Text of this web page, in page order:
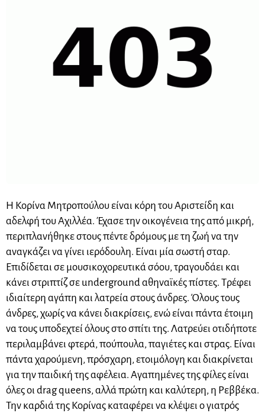
Η Κορίνα Μητροπούλου είναι κόρη του Αριστείδη και
αδελφή του Αχιλλέα. Έχασε την οικογένεια της από μικρή,
περιπλανήθηκε στους πέντε δρόμους με τη ζωή να την
αναγκάζει να γίνει ιερόδουλη. Είναι μία σωστή σταρ.
Επιδίδεται σε μουσικοχορευτικά σόου, τραγουδάει και
κάνει στριπτίζ σε underground αθηναϊκές πίστες. Τρέφει
ιδιαίτερη αγάπη και λατρεία στους άνδρες. Όλους τους
άνδρες, χωρίς να κάνει διακρίσεις, ενώ είναι πάντα έτοιμη
να τους υποδεχτεί όλους στο σπίτι της. Λατρεύει οτιδήποτε
περιλαμβάνει φτερά, πούπουλα, παγιέτες και στρας. Είναι
πάντα χαρούμενη, πρόσχαρη, ετοιμόλογη και διακρίνεται
για την παιδική της αφέλεια. Αγαπημένες της φίλες είναι
όλες οι drag queens, αλλά πρώτη και καλύτερη, η Ρεββέκα.
Την καρδιά της Κορίνας καταφέρει να κλέψει ο γιατρός